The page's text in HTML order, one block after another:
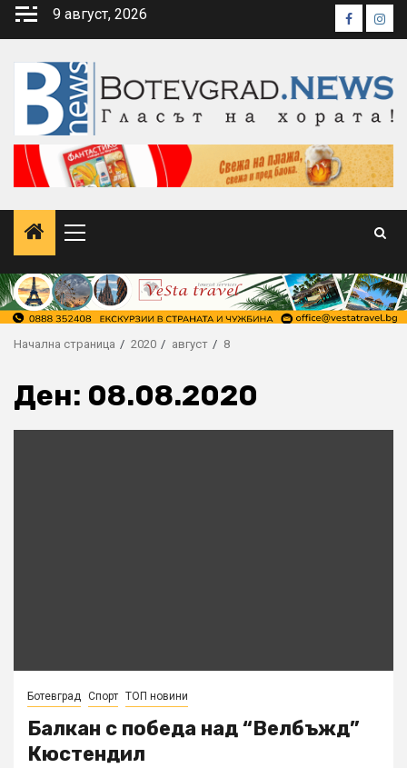
Skip
9 август, 2026 Facebook
Primary
Начална страница 2020 август 8
Ден: 08.08.2020
Ботевград Спорт ТОП новини
Балкан с победа над “Велбъжд”
Кюстендил